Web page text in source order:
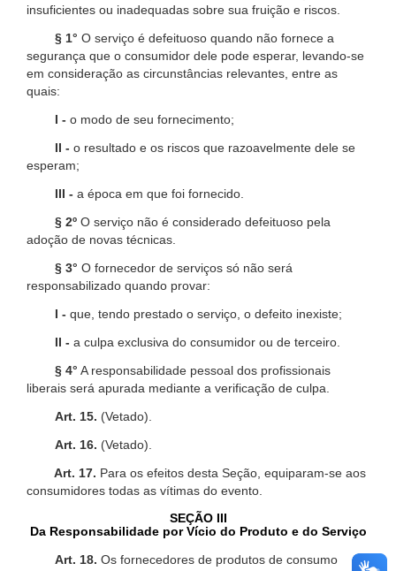
insuficientes ou inadequadas sobre sua fruição e riscos.
§ 1° O serviço é defeituoso quando não fornece a
segurança que o consumidor dele pode esperar, levando-se
em consideração as circunstâncias relevantes, entre as
quais:
I - o modo de seu fornecimento;
II - o resultado e os riscos que razoavelmente dele se
esperam;
III - a época em que foi fornecido.
§ 2º O serviço não é considerado defeituoso pela
adoção de novas técnicas.
§ 3° O fornecedor de serviços só não será
responsabilizado quando provar:
I - que, tendo prestado o serviço, o defeito inexiste;
II - a culpa exclusiva do consumidor ou de terceiro.
§ 4° A responsabilidade pessoal dos profissionais
liberais será apurada mediante a verificação de culpa.
Art. 15. (Vetado).
Art. 16. (Vetado).
Art. 17. Para os efeitos desta Seção, equiparam-se aos
consumidores todas as vítimas do evento.
SEÇÃO III
Da Responsabilidade por Vício do Produto e do Serviço
Art. 18. Os fornecedores de produtos de consumo